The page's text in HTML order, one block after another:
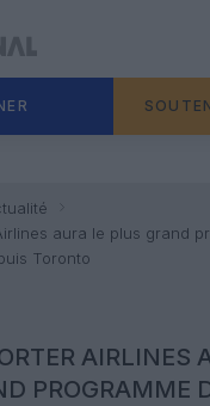
aura le plus grand
Toronto
AIRLINES
PROGRAMME